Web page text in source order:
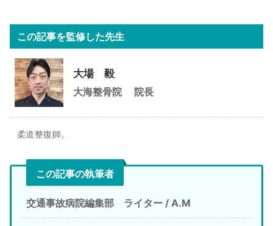
この記事を監修した先生
大場 毅
大海整骨院
院長
柔道整復師。
この記事の執筆者
交通事故病院編集部 ライター / A.M